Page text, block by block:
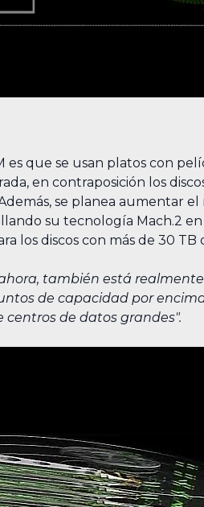
que se usan platos con
en contraposición los
se planea aumentar
su tecnología Mach.2
los discos con más de 30
también está
de capacidad por
de datos grandes".